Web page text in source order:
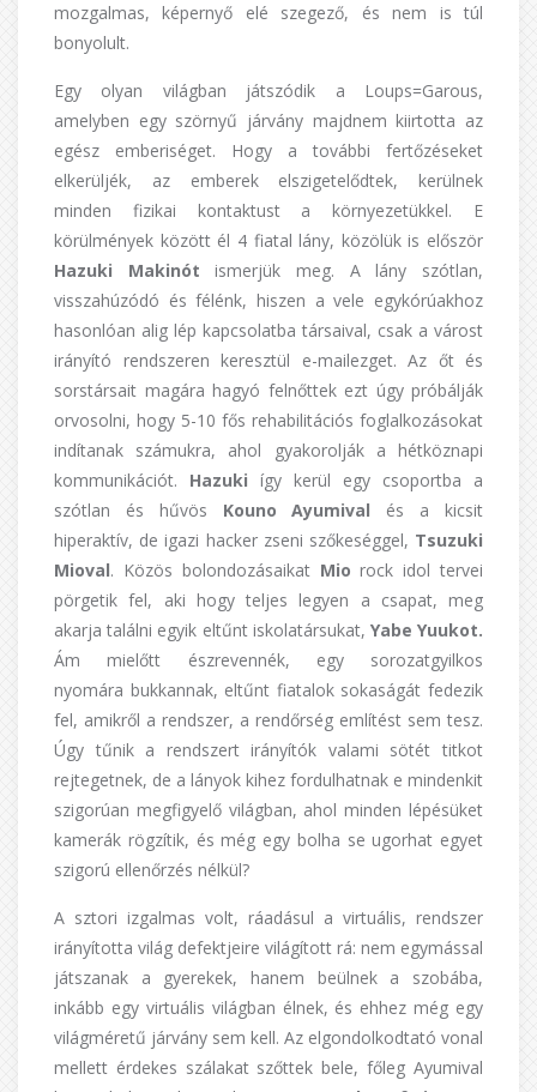
mozgalmas, képernyő elé szegező, és nem is túl
bonyolult.
Egy olyan világban játszódik a Loups=Garous,
amelyben egy szörnyű járvány majdnem kiirtotta az
egész emberiséget. Hogy a további fertőzéseket
elkerüljék, az emberek elszigetelődtek, kerülnek
minden fizikai kontaktust a környezetükkel. E
körülmények között él 4 fiatal lány, közölük is először
Hazuki Makinót ismerjük meg. A lány szótlan,
visszahúzódó és félénk, hiszen a vele egykórúakhoz
hasonlóan alig lép kapcsolatba társaival, csak a várost
irányító rendszeren keresztül e-mailezget. Az őt és
sorstársait magára hagyó felnőttek ezt úgy próbálják
orvosolni, hogy 5-10 fős rehabilitációs foglalkozásokat
indítanak számukra, ahol gyakorolják a hétköznapi
kommunikációt. Hazuki így kerül egy csoportba a
szótlan és hűvös Kouno Ayumival és a kicsit
hiperaktív, de igazi hacker zseni szőkeséggel, Tsuzuki
Mioval. Közös bolondozásaikat Miorock idol tervei
pörgetik fel, aki hogy teljes legyen a csapat, meg
akarja találni egyik eltűnt iskolatársukat, Yabe Yuukot.
Ám mielőtt észrevennék, egy sorozatgyilkos
nyomára bukkannak, eltűnt fiatalok sokaságát fedezik
fel, amikről a rendszer, a rendőrség említést sem tesz.
Úgy tűnik a rendszert irányítók valami sötét titkot
rejtegetnek, de a lányok kihez fordulhatnak e mindenkit
szigorúan megfigyelő világban, ahol minden lépésüket
kamerák rögzítik, és még egy bolha se ugorhat egyet
szigorú ellenőrzés nélkül?
A sztori izgalmas volt, ráadásul a virtuális, rendszer
irányította világ defektjeire világított rá: nem egymással
játszanak a gyerekek, hanem beülnek a szobába,
inkább egy virtuális világban élnek, és ehhez még egy
világméretű járvány sem kell. Az elgondolkodtató vonal
mellett érdekes szálakat szőttek bele, főleg Ayumival